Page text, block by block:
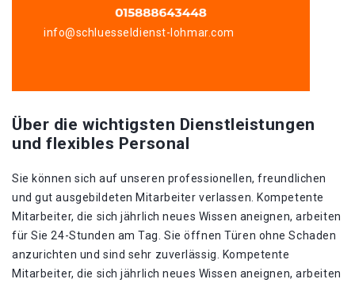
info@schluesseldienst-lohmar.com
Über die wichtigsten Dienstleistungen
und flexibles Personal
Sie können sich auf unseren professionellen, freundlichen
und gut ausgebildeten Mitarbeiter verlassen. Kompetente
Mitarbeiter, die sich jährlich neues Wissen aneignen, arbeiten
für Sie 24-Stunden am Tag. Sie öffnen Türen ohne Schaden
anzurichten und sind sehr zuverlässig. Kompetente
Mitarbeiter, die sich jährlich neues Wissen aneignen, arbeiten